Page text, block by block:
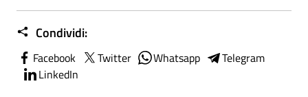
Condividi:
Facebook Twitter Whatsapp
Telegram
LinkedIn